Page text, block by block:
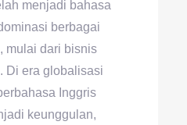
menjadi bahasa
berbagai
mulai dari bisnis
Di era globalisasi
Inggris
keunggulan,